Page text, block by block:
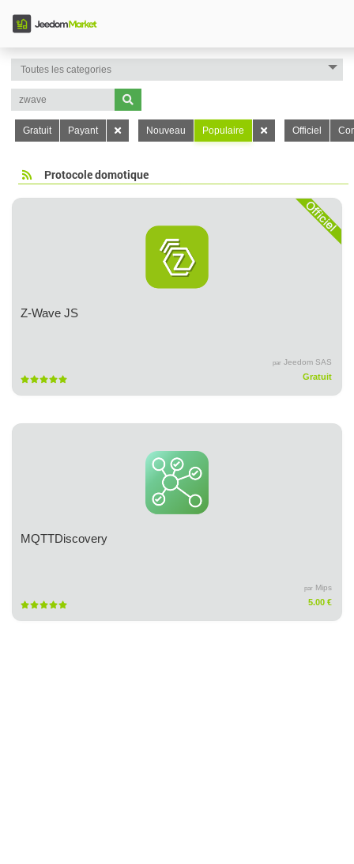
Gratuit Payant Nouveau Populaire Officiel
Protocole domotique
Z-Wave JS
par Jeedom SAS
Gratuit
MQTTDiscovery
par Mips
5.00 €